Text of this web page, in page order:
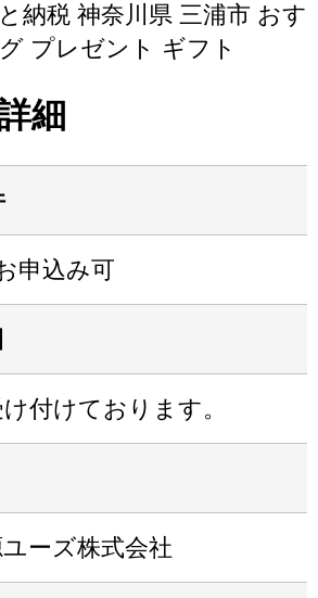
納税 神奈川県 三浦市 おす
プレゼント ギフト
細
申込み可
付けております。
ーズ株式会社